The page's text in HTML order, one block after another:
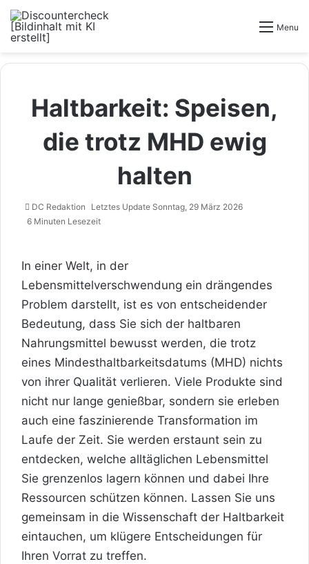
Menu
Haltbarkeit: Speisen,
die trotz MHD ewig
halten
DC Redaktion
Letztes Update Sonntag, 29 März 2026
6 Minuten Lesezeit
In einer Welt, in der
Lebensmittelverschwendung ein drängendes
Problem darstellt, ist es von entscheidender
Bedeutung, dass Sie sich der haltbaren
Nahrungsmittel bewusst werden, die trotz
eines Mindesthaltbarkeitsdatums (MHD) nichts
von ihrer Qualität verlieren. Viele Produkte sind
nicht nur lange genießbar, sondern sie erleben
auch eine faszinierende Transformation im
Laufe der Zeit. Sie werden erstaunt sein zu
entdecken, welche alltäglichen Lebensmittel
Sie grenzenlos lagern können und dabei Ihre
Ressourcen schützen können. Lassen Sie uns
gemeinsam in die Wissenschaft der Haltbarkeit
eintauchen, um klügere Entscheidungen für
Ihren Vorrat zu treffen.